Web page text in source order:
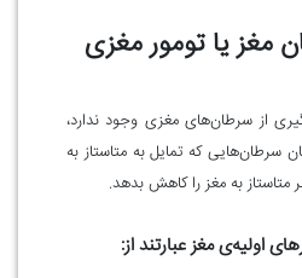
مغز یا تومور مغزی
از سرطان‌های مغزی وجود ندارد،
سرطان‌هایی که تمایل به متاستاز به
به مغز را کاهش بدهد.
اولیه‌ی مغز عبارتند از: